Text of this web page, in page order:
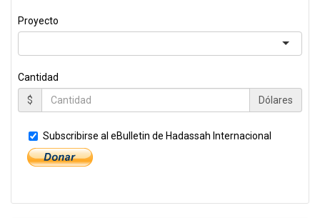
Proyecto
Cantidad
$
Dólares
Subscribirse al eBulletin de Hadassah Internacional